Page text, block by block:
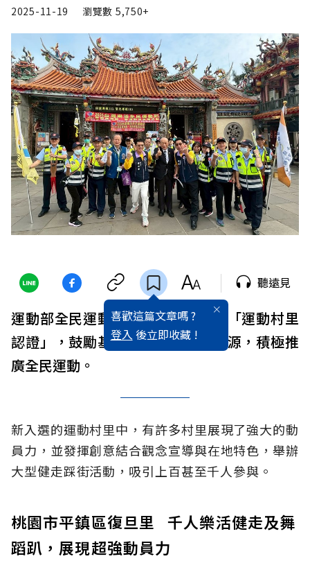
2025-11-19
瀏覽數 5,750+
喜歡這篇文章嗎 ?
登入 後立即收藏 !
聽遠見
運動部全民運動署延續去年試辦的「運動村里
認證」，鼓勵基層村里活用在地資源，積極推
廣全民運動。
新入選的運動村里中，有許多村里展現了強大的動
員力，並發揮創意結合觀念宣導與在地特色，舉辦
大型健走踩街活動，吸引上百甚至千人參與。
桃園市平鎮區復旦里 千人樂活健走及舞
蹈趴，展現超強動員力